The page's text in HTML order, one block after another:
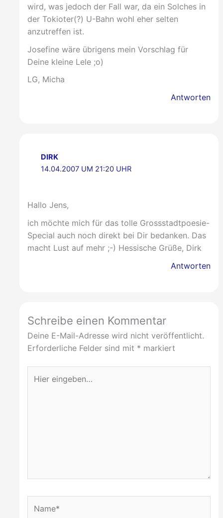
wird, was jedoch der Fall war, da ein Solches in
der Tokioter(?) U-Bahn wohl eher selten
anzutreffen ist.
Josefine wäre übrigens mein Vorschlag für
Deine kleine Lele ;o)
LG, Micha
Antworten
DIRK
14.04.2007 UM 21:20 UHR
Hallo Jens,
ich möchte mich für das tolle Grossstadtpoesie-
Special auch noch direkt bei Dir bedanken. Das
macht Lust auf mehr ;-) Hessische Grüße, Dirk
Antworten
Schreibe einen Kommentar
Deine E-Mail-Adresse wird nicht veröffentlicht.
Erforderliche Felder sind mit * markiert
eingeben…